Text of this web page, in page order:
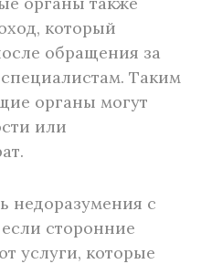
который
обращения за
Таким
органы могут
или
недоразумения с
сторонние
услуги, которые